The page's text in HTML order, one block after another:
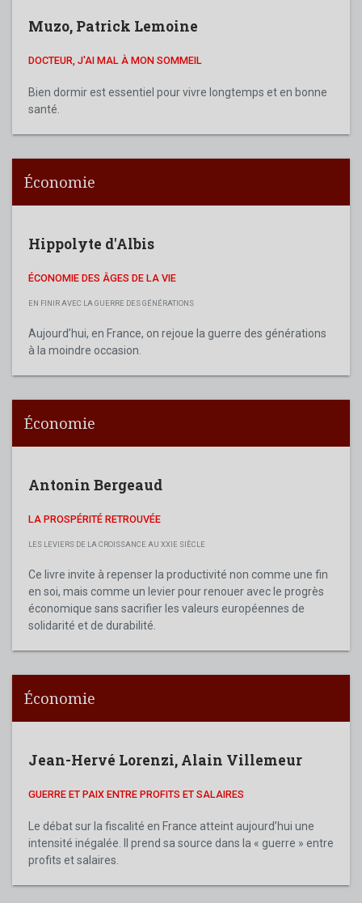
Muzo, Patrick Lemoine
DOCTEUR, J'AI MAL À MON SOMMEIL
Bien dormir est essentiel pour vivre longtemps et en bonne
santé.
Économie
Hippolyte d'Albis
ÉCONOMIE DES ÂGES DE LA VIE
EN FINIR AVEC LA GUERRE DES GÉNÉRATIONS
Aujourd’hui, en France, on rejoue la guerre des générations
à la moindre occasion.
Économie
Antonin Bergeaud
LA PROSPÉRITÉ RETROUVÉE
LES LEVIERS DE LA CROISSANCE AU XXIE SIÈCLE
Ce livre invite à repenser la productivité non comme une fin
en soi, mais comme un levier pour renouer avec le progrès
économique sans sacrifier les valeurs européennes de
solidarité et de durabilité.
Économie
Jean-Hervé Lorenzi, Alain Villemeur
GUERRE ET PAIX ENTRE PROFITS ET SALAIRES
Le débat sur la fiscalité en France atteint aujourd’hui une
intensité inégalée. Il prend sa source dans la « guerre » entre
profits et salaires.